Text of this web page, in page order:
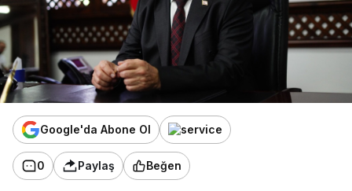
Google'da Abone Ol
0 Paylaş Beğen